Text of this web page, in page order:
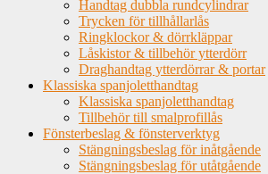
Handtag dubbla rundcylindrar
Trycken för tillhållarlås
Ringklockor & dörrkläppar
Låskistor & tillbehör ytterdörr
Draghandtag ytterdörrar & portar
Klassiska spanjoletthandtag
Klassiska spanjoletthandtag
Tillbehör till smalprofillås
Fönsterbeslag & fönsterverktyg
Stängningsbeslag för inåtgående
Stängningsbeslag för utåtgående